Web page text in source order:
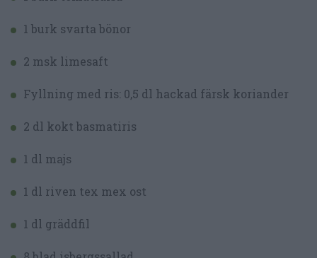
1 burk svarta bönor
2 msk limesaft
Fyllning med ris: 0,5 dl hackad färsk koriander
2 dl kokt basmatiris
1 dl majs
1 dl riven tex mex ost
1 dl gräddfil